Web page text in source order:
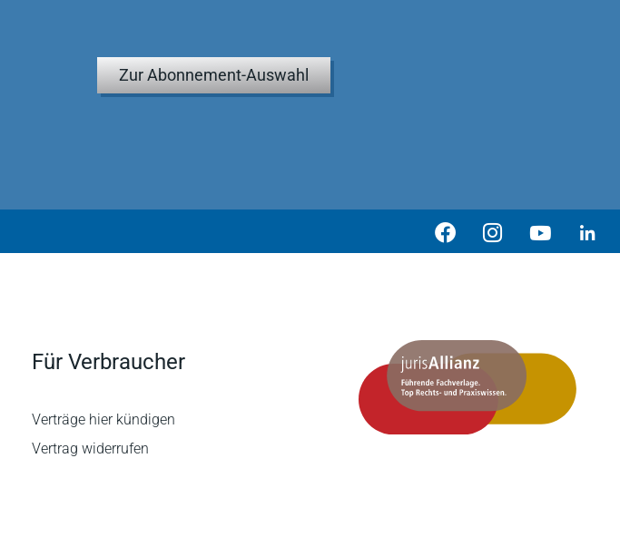
Zur Abonnement-Auswahl
Für Verbraucher
Verträge hier kündigen
Vertrag widerrufen